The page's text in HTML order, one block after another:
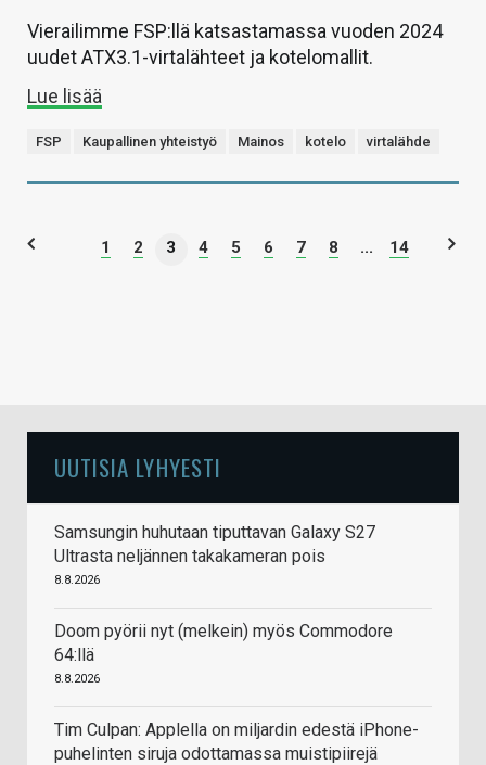
Vierailimme FSP:llä katsastamassa vuoden 2024
uudet ATX3.1-virtalähteet ja kotelomallit.
Lue lisää
FSP Kaupallinen yhteistyö Mainos kotelo virtalähde
1 2 3 4 5 6 7 8 ... 14
UUTISIA LYHYESTI
Samsungin huhutaan tiputtavan Galaxy S27
Ultrasta neljännen takakameran pois
8.8.2026
Doom pyörii nyt (melkein) myös Commodore
64:llä
8.8.2026
Tim Culpan: Applella on miljardin edestä iPhone-
puhelinten siruja odottamassa muistipiirejä